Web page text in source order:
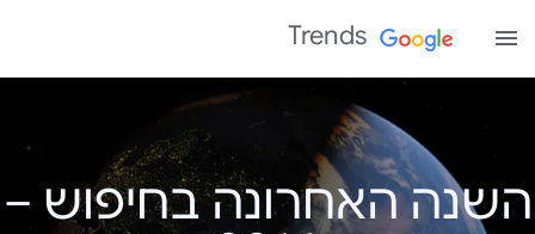
Trends
השנה האחרונה בחיפוש –